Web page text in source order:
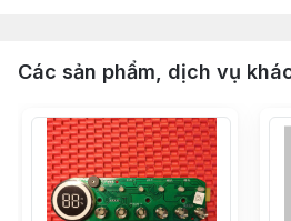
Chức năng: Tước/Cắt tỉa/Bấm
Cổng uốn: 8P/6P
Kích thước gói hàng:
Trọng lượng tịnh: 282g
Tổng Trọng Lượng: 324g
Các sản phẩm, dịch vụ